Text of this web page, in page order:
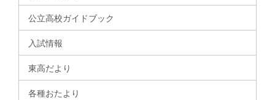
公立高校ガイドブック
入試情報
東高だより
各種おたより